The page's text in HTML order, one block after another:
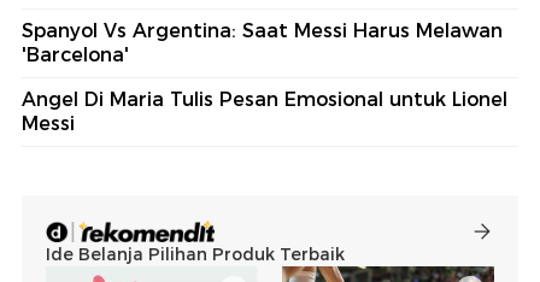
Spanyol Vs Argentina: Saat Messi Harus Melawan
'Barcelona'
Angel Di Maria Tulis Pesan Emosional untuk Lionel
Messi